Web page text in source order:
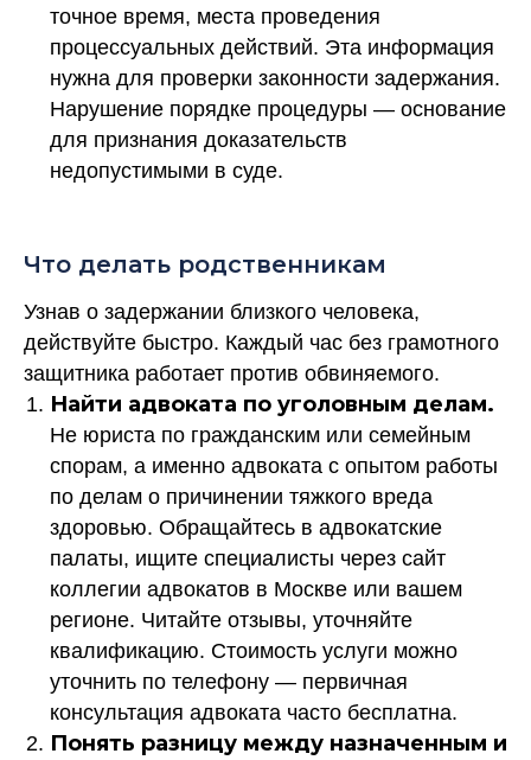
точное время, места проведения
процессуальных действий. Эта информация
нужна для проверки законности задержания.
Нарушение порядке процедуры — основание
для признания доказательств
недопустимыми в суде.
Что делать родственникам
Узнав о задержании близкого человека,
действуйте быстро. Каждый час без грамотного
защитника работает против обвиняемого.
Найти адвоката по уголовным делам.
Не юриста по гражданским или семейным
спорам, а именно адвоката с опытом работы
по делам о причинении тяжкого вреда
здоровью. Обращайтесь в адвокатские
палаты, ищите специалисты через сайт
коллегии адвокатов в Москве или вашем
регионе. Читайте отзывы, уточняйте
квалификацию. Стоимость услуги можно
уточнить по телефону — первичная
консультация адвоката часто бесплатна.
Понять разницу между назначенным и